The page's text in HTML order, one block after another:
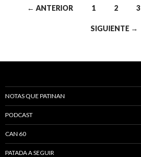
Navegación de entradas
← ANTERIOR 1 2 3
SIGUIENTE →
NOTAS QUE PATINAN
PODCAST
CAN 60
PATADA A SEGUIR